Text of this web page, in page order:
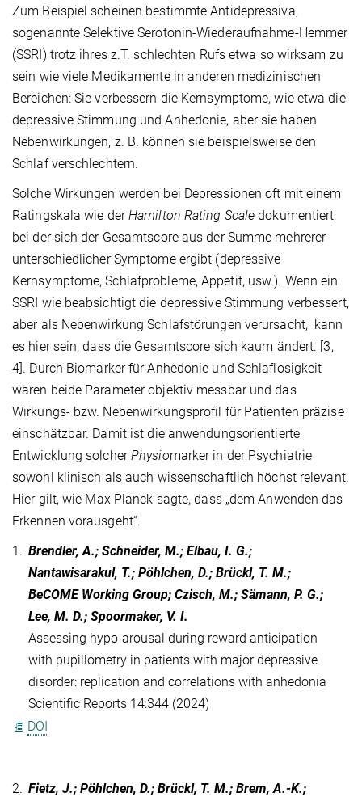
Zum Beispiel scheinen bestimmte Antidepressiva,
sogenannte Selektive Serotonin-Wiederaufnahme-Hemmer
(SSRI) trotz ihres z.T. schlechten Rufs etwa so wirksam zu
sein wie viele Medikamente in anderen medizinischen
Bereichen: Sie verbessern die Kernsymptome, wie etwa die
depressive Stimmung und Anhedonie, aber sie haben
Nebenwirkungen, z. B. können sie beispielsweise den
Schlaf verschlechtern.
Solche Wirkungen werden bei Depressionen oft mit einem
Ratingskala wie derHamilton Rating Scaledokumentiert,
bei der sich der Gesamtscore aus der Summe mehrerer
unterschiedlicher Symptome ergibt (depressive
Kernsymptome, Schlafprobleme, Appetit, usw.). Wenn ein
SSRI wie beabsichtigt die depressive Stimmung verbessert,
aber als Nebenwirkung Schlafstörungen verursacht, kann
es hier sein, dass die Gesamtscore sich kaum ändert. [3,
4]. Durch Biomarker für Anhedonie und Schlaflosigkeit
wären beide Parameter objektiv messbar und das
Wirkungs- bzw. Nebenwirkungsprofil für Patienten präzise
einschätzbar. Damit ist die anwendungsorientierte
Entwicklung solcherPhysiomarker in der Psychiatrie
sowohl klinisch als auch wissenschaftlich höchst relevant.
Hier gilt, wie Max Planck sagte, dass „dem Anwenden das
Erkennen vorausgeht“.
1. Brendler, A.; Schneider, M.; Elbau, I. G.;
Nantawisarakul, T.; Pöhlchen, D.; Brückl, T. M.;
BeCOME Working Group; Czisch, M.; Sämann, P. G.;
Lee, M. D.; Spoormaker, V. I.
Assessing hypo-arousal during reward anticipation
with pupillometry in patients with major depressive
disorder: replication and correlations with anhedonia
Scientific Reports 14:344 (2024)
DOI
2. Fietz, J.; Pöhlchen, D.; Brückl, T. M.; Brem, A.-K.;